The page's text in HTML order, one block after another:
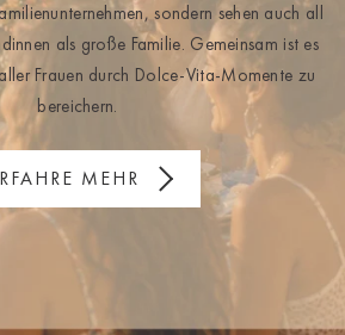
sondern sehen auch all
als große Familie. Gemeinsam ist es
Frauen durch Dolce-Vita-Momente zu
bereichern.
MEHR